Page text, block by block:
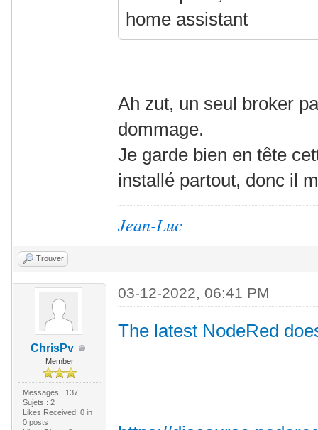
home assistant
Ah zut, un seul broker
dommage.
Je garde bien en tête
installé partout, donc il
Jean-Luc
Trouver
ChrisPv
Member
Messages : 137
Sujets : 2
Likes Received: 0in
0 posts
03-12-2022, 06:41 PM
The latest NodeRed